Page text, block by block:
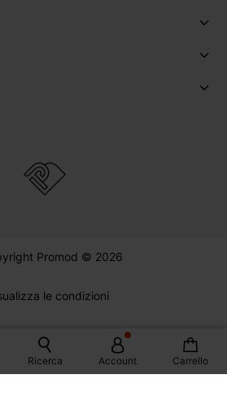
Ricerca Account Carrello
Promod © 2026
le condizioni
Italia